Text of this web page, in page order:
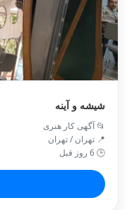
شیشه و آینه
📂 آگهی کار هنری
📍 تهران / تهران
🕒 6 روز قبل